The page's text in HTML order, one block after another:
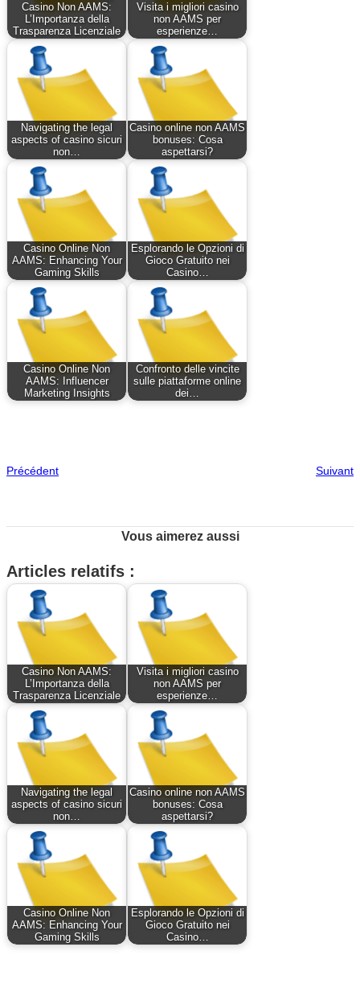
Casino Non AAMS:
L’Importanza della
Trasparenza Licenziale
Visita i migliori casino
non AAMS per
esperienze…
Navigating the legal
aspects of casino sicuri
non…
Casino online non AAMS
bonuses: Cosa
aspettarsi?
Casino Online Non
AAMS: Enhancing Your
Gaming Skills
Esplorando le Opzioni di
Gioco Gratuito nei
Casino…
Casino Online Non
AAMS: Influencer
Marketing Insights
Confronto delle vincite
sulle piattaforme online
dei…
Précédent Suivant
Vous aimerez aussi
Articles relatifs :
Casino Non AAMS:
L’Importanza della
Trasparenza Licenziale
Visita i migliori casino
non AAMS per
esperienze…
Navigating the legal
aspects of casino sicuri
non…
Casino online non AAMS
bonuses: Cosa
aspettarsi?
Casino Online Non
AAMS: Enhancing Your
Gaming Skills
Esplorando le Opzioni di
Gioco Gratuito nei
Casino…